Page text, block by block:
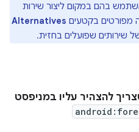
בהם במקום ליצור שירות
Alternatives
שירותים שפועלים בחזית.
להצהיר עליו במניפסט